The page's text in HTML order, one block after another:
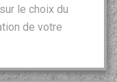
le choix du
de votre